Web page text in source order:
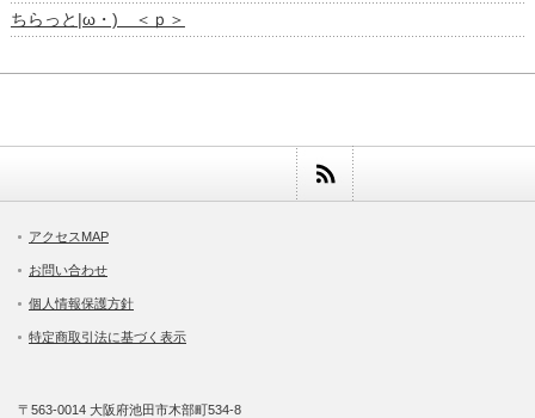
ちらっと|ω・) ＜ｐ＞
アクセスMAP
お問い合わせ
個人情報保護方針
特定商取引法に基づく表示
〒563-0014 大阪府池田市木部町534-8